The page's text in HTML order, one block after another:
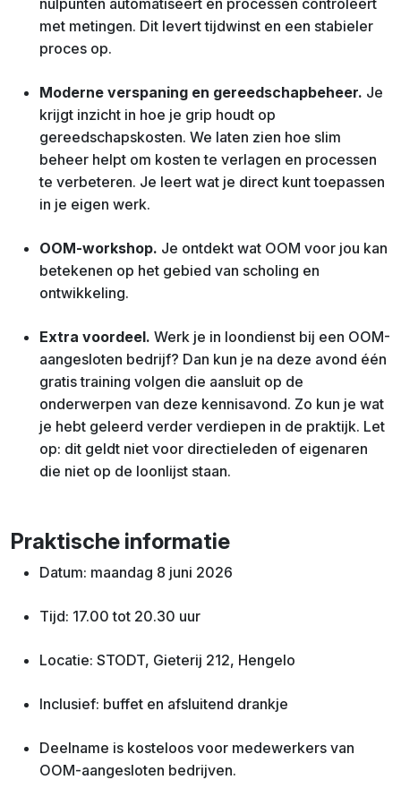
nulpunten automatiseert en processen controleert
met metingen. Dit levert tijdwinst en een stabieler
proces op.
Moderne verspaning en gereedschapbeheer. Je
krijgt inzicht in hoe je grip houdt op
gereedschapskosten. We laten zien hoe slim
beheer helpt om kosten te verlagen en processen
te verbeteren. Je leert wat je direct kunt toepassen
in je eigen werk.
OOM-workshop. Je ontdekt wat OOM voor jou kan
betekenen op het gebied van scholing en
ontwikkeling.
Extra voordeel. Werk je in loondienst bij een OOM-
aangesloten bedrijf? Dan kun je na deze avond één
gratis training volgen die aansluit op de
onderwerpen van deze kennisavond. Zo kun je wat
je hebt geleerd verder verdiepen in de praktijk. Let
op: dit geldt niet voor directieleden of eigenaren
die niet op de loonlijst staan.
Praktische informatie
Datum: maandag 8 juni 2026
Tijd: 17.00 tot 20.30 uur
Locatie: STODT, Gieterij 212, Hengelo
Inclusief: buffet en afsluitend drankje
Deelname is kosteloos voor medewerkers van
OOM-aangesloten bedrijven.